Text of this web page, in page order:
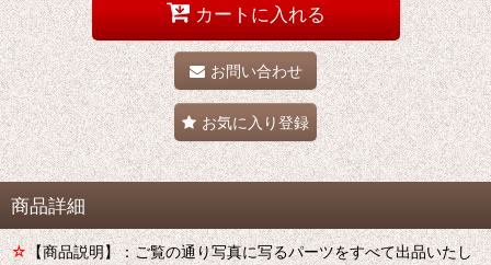
カートに入れる
お問い合わせ
お気に入り登録
商品詳細
☆【商品説明】：ご覧の通り写真に写るパーツをすべて出品いたし